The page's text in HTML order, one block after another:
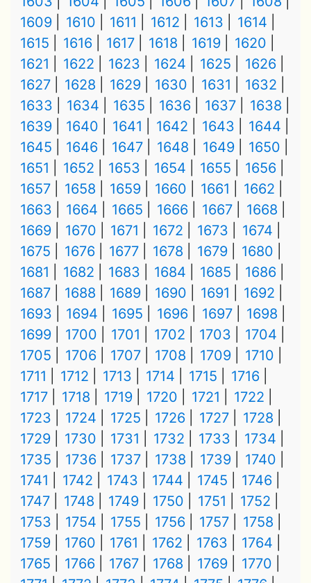
1609
1610 1611 1612 1613
1614
1615
1616 1617 1618 1619
1620
1621
1622 1623 1624 1625
1626
1627
1628 1629 1630 1631
1632
1633
1634 1635 1636 1637
1638
1639
1640 1641 1642 1643
1644
1645
1646 1647 1648 1649
1650
1651
1652 1653 1654 1655
1656
1657
1658 1659 1660 1661
1662
1663
1664 1665 1666 1667
1668
1669
1670 1671 1672 1673
1674
1675
1676 1677 1678 1679
1680
1681
1682 1683 1684 1685
1686
1687
1688 1689 1690 1691
1692
1693
1694 1695 1696 1697
1698
1699
1700 1701 1702 1703
1704
1705
1706 1707 1708 1709
1710
1711
1712 1713 1714 1715
1716
1717
1718 1719 1720 1721
1722
1723
1724 1725 1726 1727
1728
1729
1730 1731 1732 1733
1734
1735
1736 1737 1738 1739
1740
1741
1742 1743 1744 1745
1746
1747
1748 1749 1750 1751
1752
1753
1754 1755 1756 1757
1758
1759
1760 1761 1762 1763
1764
1765
1766 1767 1768 1769
1770